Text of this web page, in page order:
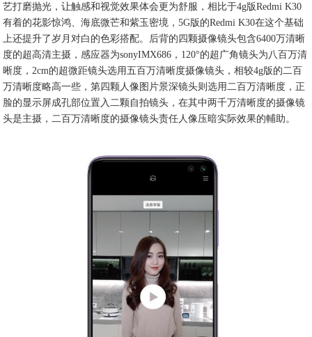
艺打磨抛光，让触感和视觉效果体会更为舒服，相比于4g版Redmi K30
有着的花影惊鸿、海底微芒和紫玉密境，5G版的Redmi K30在这个基础
上还提升了岁月对白的色彩搭配。后背的四颗摄像镜头包含6400万清晰
度的超高清主摄，感应器为sonyIMX686，120°的超广角镜头为八百万清
晰度，2cm的超微距镜头选用五百万清晰度摄像镜头，相较4g版的二百
万清晰度略高一些，第四颗人像图片景深镜头则选用二百万清晰度，正
脸的显示屏成孔部位置入二颗自拍镜头，在其中两千万清晰度的摄像镜
头是主摄，二百万清晰度的摄像镜头责任人像压暗实际效果的輔助。